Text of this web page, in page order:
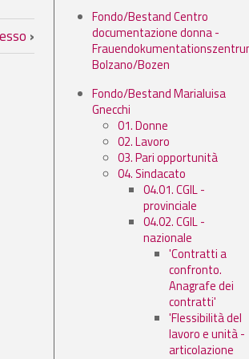
›
Fondo/Bestand Centro
documentazione donna -
Bolzano/Bozen
Fondo/Bestand Marialuisa
Gnecchi
01. Donne
02. Lavoro
03. Pari opportunità
04. Sindacato
04.01. CGIL -
provinciale
04.02. CGIL -
nazionale
'Contratti a
confronto.
Anagrafe dei
contratti'
'Flessibilità del
lavoro e unità -
articolazione